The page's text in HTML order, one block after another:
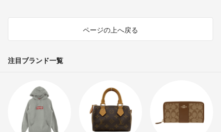
ページの上へ戻る
注目ブランド一覧